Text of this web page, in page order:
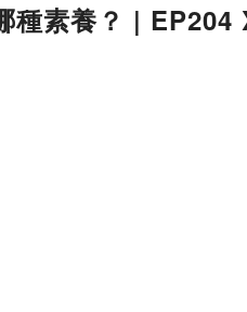
種素養？ | EP204